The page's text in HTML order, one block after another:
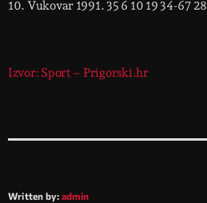
10. Vukovar 1991. 35 6 10 19 34-67 28
Izvor: Sport – Prigorski.hr
Written by: admin